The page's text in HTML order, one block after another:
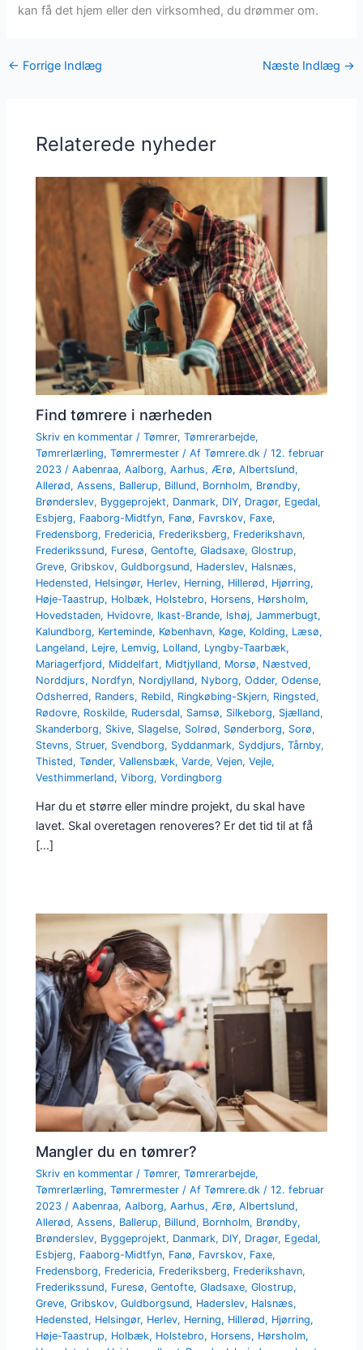
kan få det hjem eller den virksomhed, du drømmer om.
← Forrige Indlæg Næste Indlæg →
Relaterede nyheder
Find tømrere i nærheden
Skriv en kommentar /Tømrer,Tømrerarbejde,
Tømrerlærling,Tømrermester / AfTømrere.dk /12. februar
2023 /Aabenraa,Aalborg,Aarhus, Ærø,Albertslund,
Allerød,Assens, Ballerup, Billund, Bornholm, Brøndby,
Brønderslev, Byggeprojekt, Danmark, DIY, Dragør, Egedal,
Esbjerg, Faaborg-Midtfyn, Fanø, Favrskov, Faxe,
Fredensborg, Fredericia, Frederiksberg, Frederikshavn,
Frederikssund, Furesø,Gentofte,Gladsaxe,Glostrup,
Greve,Gribskov,Guldborgsund, Haderslev, Halsnæs,
Hedensted, Helsingør, Herlev, Herning, Hillerød, Hjørring,
Høje-Taastrup, Holbæk, Holstebro, Horsens, Hørsholm,
Hovedstaden, Hvidovre, Ikast-Brande, Ishøj,Jammerbugt,
Kalundborg, Kerteminde, København, Køge, Kolding, Læsø,
Langeland, Lejre, Lemvig, Lolland, Lyngby-Taarbæk,
Mariagerfjord, Middelfart, Midtjylland, Morsø, Næstved,
Norddjurs, Nordfyn, Nordjylland, Nyborg,Odder,Odense,
Odsherred, Randers, Rebild, Ringkøbing-Skjern, Ringsted,
Rødovre, Roskilde, Rudersdal, Samsø, Silkeborg, Sjælland,
Skanderborg, Skive, Slagelse, Solrød, Sønderborg, Sorø,
Stevns, Struer, Svendborg, Syddanmark, Syddjurs,Tårnby,
Thisted,Tønder,Vallensbæk,Varde,Vejen,Vejle,
Vesthimmerland,Viborg,Vordingborg
Har du et større eller mindre projekt, du skal have
lavet. Skal overetagen renoveres? Er det tid til at få
[…]
Mangler du en tømrer?
Skriv en kommentar /Tømrer,Tømrerarbejde,
Tømrerlærling,Tømrermester / AfTømrere.dk/12. februar
2023/Aabenraa,Aalborg,Aarhus,Ærø,Albertslund,
Allerød,Assens, Ballerup, Billund, Bornholm, Brøndby,
Brønderslev, Byggeprojekt, Danmark, DIY, Dragør, Egedal,
Esbjerg, Faaborg-Midtfyn, Fanø, Favrskov, Faxe,
Fredensborg, Fredericia, Frederiksberg, Frederikshavn,
Frederikssund, Furesø,Gentofte,Gladsaxe,Glostrup,
Greve,Gribskov,Guldborgsund, Haderslev, Halsnæs,
Hedensted, Helsingør, Herlev, Herning, Hillerød, Hjørring,
Høje-Taastrup, Holbæk, Holstebro, Horsens, Hørsholm,